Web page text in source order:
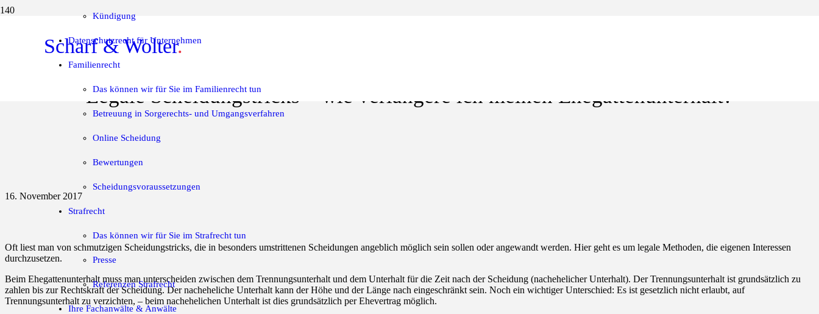
Scharf & Wolter.
Kündigung
Datenschutzrecht für Unternehmen
Familienrecht
Das können wir für Sie im Familienrecht tun
Betreuung in Sorgerechts- und Umgangsverfahren
Online Scheidung
Bewertungen
Scheidungsvoraussetzungen
Strafrecht
Das können wir für Sie im Strafrecht tun
Presse
Referenzen Strafrecht
Ihre Fachanwälte & Anwälte
Legale Scheidungstricks – wie verlängere ich meinen Ehegattenunterhalt?
16. November 2017
Oft liest man von schmutzigen Scheidungstricks, die in besonders umstrittenen Scheidungen angeblich möglich sein sollen oder angewandt werden. Hier geht es um legale Methoden, die eigenen Interessen
durchzusetzen.
Beim Ehegattenunterhalt muss man unterscheiden zwischen dem Trennungsunterhalt und dem Unterhalt für die Zeit nach der Scheidung (nachehelicher Unterhalt). Der Trennungsunterhalt ist grundsätzlich zu
zahlen bis zur Rechtskraft der Scheidung. Der nacheheliche Unterhalt kann der Höhe und der Länge nach eingeschränkt sein. Noch ein wichtiger Unterschied: Es ist gesetzlich nicht erlaubt, auf
Trennungsunterhalt zu verzichten, – beim nachehelichen Unterhalt ist dies grundsätzlich per Ehevertrag möglich.